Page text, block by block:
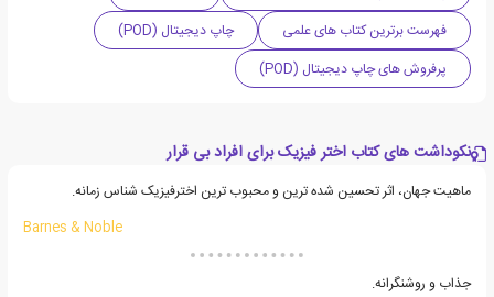
فهرست برترین کتاب های علمی
چاپ دیجیتال (POD)
پرفروش های چاپ دیجیتال (POD)
نکوداشت های کتاب اختر فیزیک برای افراد بی قرار
ماهیت جهان، اثر تحسین شده ترین و محبوب ترین اخترفیزیک شناس زمانه.
Barnes & Noble
جذاب و روشنگرانه.